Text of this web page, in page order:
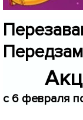
c 6 февраля